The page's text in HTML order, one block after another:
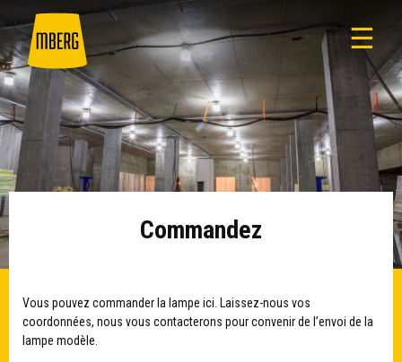
☰
Commandez
Vous pouvez commander la lampe ici. Laissez-nous vos
coordonnées, nous vous contacterons pour convenir de l’envoi de la
lampe modèle.